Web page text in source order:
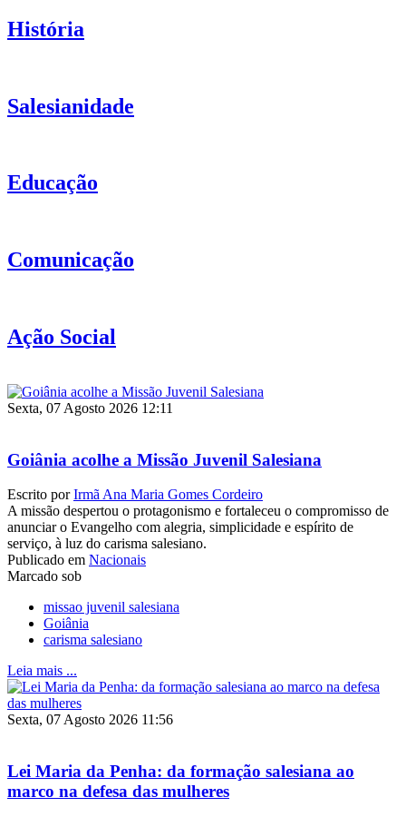
História
Salesianidade
Educação
Comunicação
Ação Social
Sexta, 07 Agosto 2026 12:11
Goiânia acolhe a Missão Juvenil Salesiana
Escrito porIrmã Ana Maria Gomes Cordeiro
A missão despertou o protagonismo e fortaleceu o compromisso de
anunciar o Evangelho com alegria, simplicidade e espírito de
serviço, à luz do carisma salesiano.
Publicado em Nacionais
Marcado sob
missao juvenil salesiana
Goiânia
carisma salesiano
Leia mais ...
Sexta, 07 Agosto 2026 11:56
Lei Maria da Penha: da formação salesiana ao
marco na defesa das mulheres